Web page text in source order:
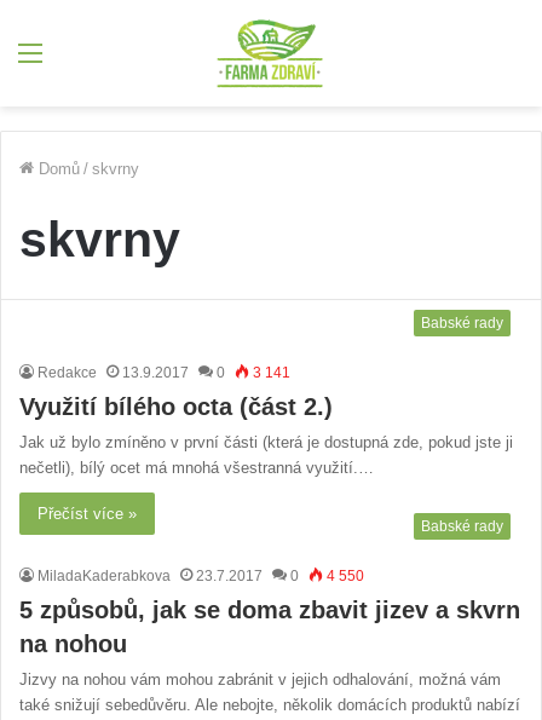
Domů / skvrny
skvrny
Babské rady
Redakce 13.9.2017 0 3 141
Využití bílého octa (část 2.)
Jak už bylo zmíněno v první části (která je dostupná zde, pokud jste ji
nečetli), bílý ocet má mnohá všestranná využití.…
Přečíst více »
Babské rady
MiladaKaderabkova 23.7.2017 0 4 550
5 způsobů, jak se doma zbavit jizev a skvrn
na nohou
Jizvy na nohou vám mohou zabránit v jejich odhalování, možná vám
také snižují sebedůvěru. Ale nebojte, několik domácích produktů nabízí